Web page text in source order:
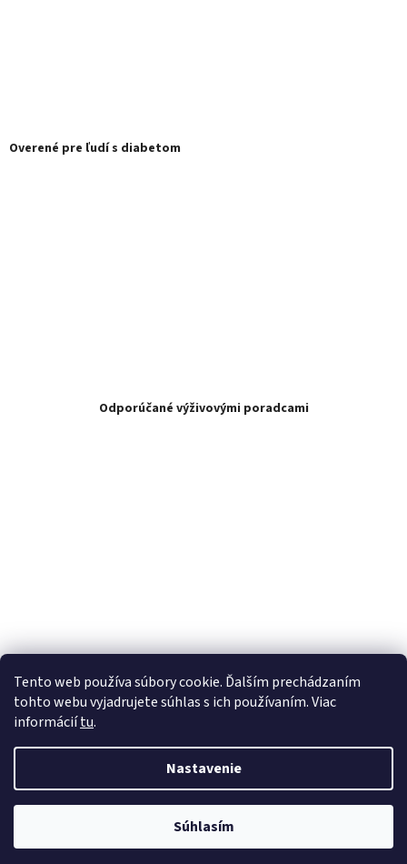
Tento web používa súbory cookie. Ďalším prechádzaním
tohto webu vyjadrujete súhlas s ich používaním. Viac
informáciítu.
Nastavenie
Súhlasím
Overené pre ľudí s diabetom
Odporúčané výživovými poradcami
Vytvoril Shoptet
instick.sk. Všetky práva vyhradené.